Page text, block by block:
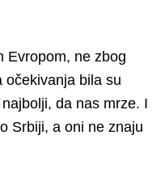
Evropom, ne zbog
očekivanja bila su
da nas mrze. I
Srbiji, a oni ne znaju